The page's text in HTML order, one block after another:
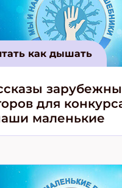
как дышать
для
маленькие